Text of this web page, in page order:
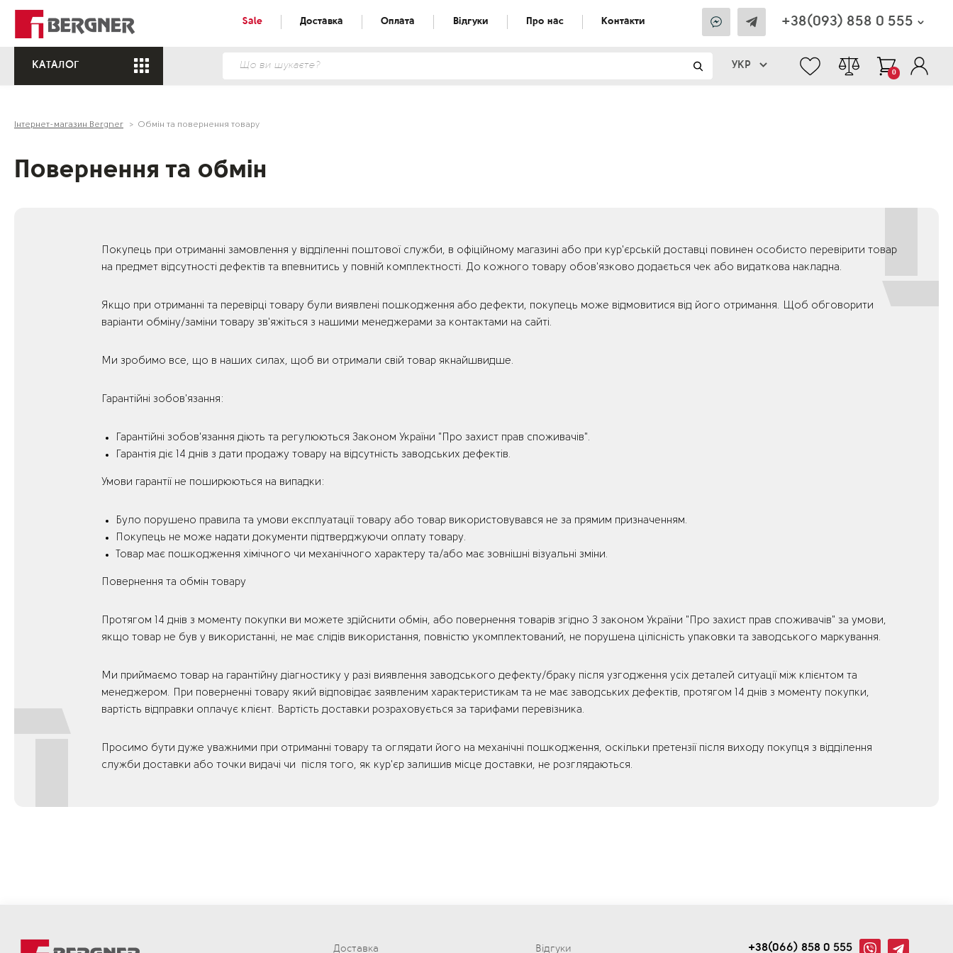
Sale Доставка Оплата Відгуки Про нас Контакти +38(093) 858 0 555
КАТАЛОГ УКР
0
Інтернет-магазин Bergner Обмін та повернення товару
Повернення та обмін
Покупець при отриманні замовлення у відділенні поштової служби, в офіційному магазині або при кур'єрській доставці повинен особисто перевірити товар
на предмет відсутності дефектів та впевнитись у повній комплектності. До кожного товару обов'язково додається чек або видаткова накладна.
Якщо при отриманні та перевірці товару були виявлені пошкодження або дефекти, покупець може відмовитися від його отримання. Щоб обговорити
варіанти обміну/заміни товару зв'яжіться з нашими менеджерами за контактами на сайті.
Ми зробимо все, що в наших силах, щоб ви отримали свій товар якнайшвидше.
Гарантійні зобов'язання:
Гарантійні зобов'язання діють та регулюються Законом України "Про захист прав споживачів".
Гарантія діє 14 днів з дати продажу товару на відсутність заводських дефектів.
Умови гарантії не поширюються на випадки:
Було порушено правила та умови експлуатації товару або товар використовувався не за прямим призначенням.
Покупець не може надати документи підтверджуючи оплату товару.
Товар має пошкодження хімічного чи механічного характеру та/або має зовнішні візуальні зміни.
Повернення та обмін товару
Протягом 14 днів з моменту покупки ви можете здійснити обмін, або повернення товарів згідно З законом України "Про захист прав споживачів" за умови,
якщо товар не був у використанні, не має слідів використання, повністю укомплектований, не порушена цілісність упаковки та заводського маркування.
Ми приймаємо товар на гарантійну діагностику у разі виявлення заводського дефекту/браку після узгодження усіх деталей ситуації між клієнтом та
менеджером. При поверненні товару який відповідає заявленим характеристикам та не має заводських дефектів, протягом 14 днів з моменту покупки,
вартість відправки оплачує клієнт. Вартість доставки розраховується за тарифами перевізника.
Просимо бути дуже уважними при отриманні товару та оглядати його на механічні пошкодження, оскільки претензії після виходу покупця з відділення
служби доставки або точки видачі чи після того, як кур'єр залишив місце доставки, не розглядаються.
Доставка Відгуки +38(066) 858 0 555